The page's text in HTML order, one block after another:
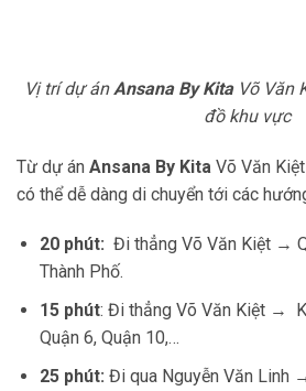
Vị trí dự ánAnsana By KitaVõ Văn
đồ khu vực
Từ dự án Ansana By Kita Võ Văn
có thể dễ dàng di chuyển tới các
20 phút: Đi thẳng Võ Văn Kiệt →
Thành Phố.
15 phút: Đi thẳng Võ Văn Kiệt →
Quận 6, Quận 10,…
25 phút: Đi qua Nguyễn Văn Linh